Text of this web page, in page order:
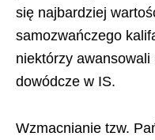
się najbardziej
samozwańczego
niektórzy
dowódcze w IS.
Wzmacnianie tzw.